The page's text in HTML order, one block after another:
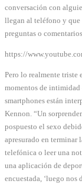
conversación con
llegan al teléfono y que
preguntas o
https://
Pero lo realmente triste
momentos de intimidad
smartphones están
Kennon. “Un
pospuesto el sexo
apresurado en terminar
telefónica o leer una
una aplicación de
encuestada, ‘luego nos